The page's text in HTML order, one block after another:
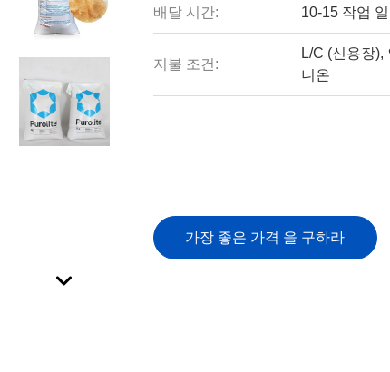
배달 시간: 10-15 작업
지불 조건:
L/C (신용장),
니온
가장 좋은 가격 을 구하라